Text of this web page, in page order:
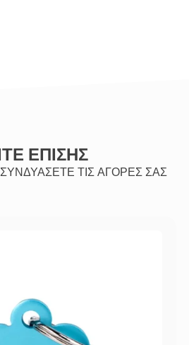
ΕΠΙΣΗΣ
ΤΙΣ ΑΓΟΡΕΣ ΣΑΣ